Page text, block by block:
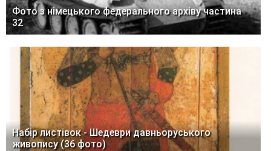
Фото з німецького федерального архіву частина
32
Набір листівок - Шедеври давньоруського
живопису (36 фото)